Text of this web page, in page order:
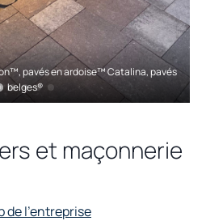
pavés en ardoise™ Catalina, pavés
belges®
et maçonnerie
de l’entrepriseo